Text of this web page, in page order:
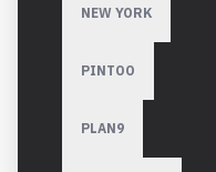
NEW YORK
PINTOO
PLAN9